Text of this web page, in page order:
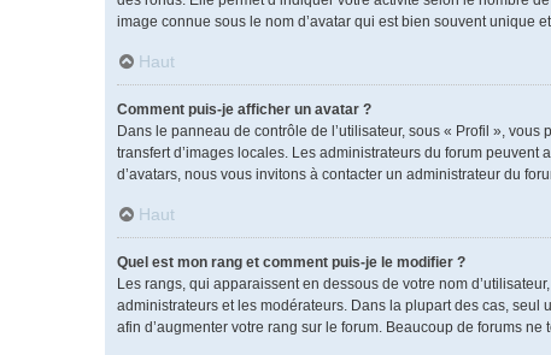
image connue sous le nom d’avatar qui est bien souvent unique
Haut
Comment puis-je afficher un avatar ?
Dans le panneau de contrôle de l’utilisateur, sous « Profil »,
transfert d’images locales. Les administrateurs du forum
d’avatars, nous vous invitons à contacter un administrateur du
Haut
Quel est mon rang et comment puis-je le modifier ?
Les rangs, qui apparaissent en dessous de votre nom
administrateurs et les modérateurs. Dans la plupart des cas,
afin d’augmenter votre rang sur le forum. Beaucoup de forums